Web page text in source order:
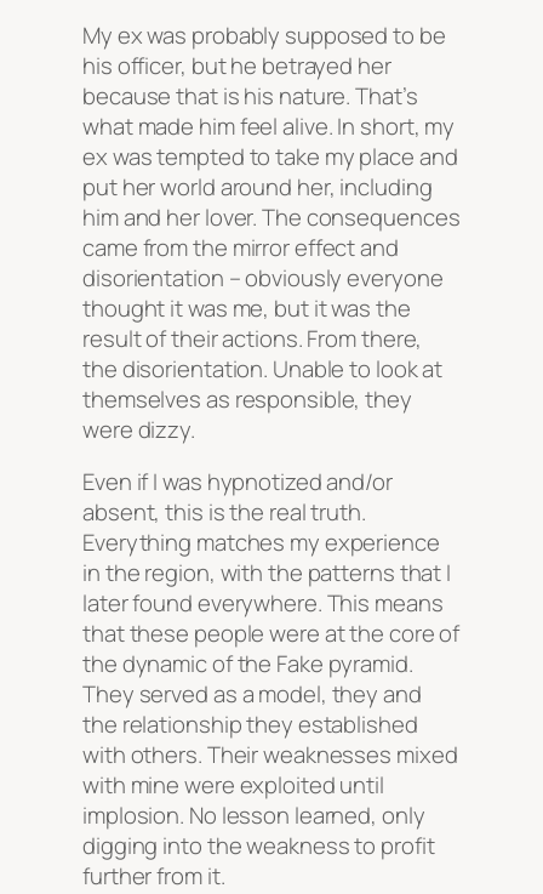
My ex was probably supposed to be
his officer, but he betrayed her
because that is his nature. That’s
what made him feel alive. In short, my
ex was tempted to take my place and
put her world around her, including
him and her lover. The consequences
came from the mirror effect and
disorientation – obviously everyone
thought it was me, but it was the
result of their actions. From there,
the disorientation. Unable to look at
themselves as responsible, they
were dizzy.
Even if I was hypnotized and/or
absent, this is the real truth.
Everything matches my experience
in the region, with the patterns that I
later found everywhere. This means
that these people were at the core of
the dynamic of the Fake pyramid.
They served as a model, they and
the relationship they established
with others. Their weaknesses mixed
with mine were exploited until
implosion. No lesson learned, only
digging into the weakness to profit
further from it.